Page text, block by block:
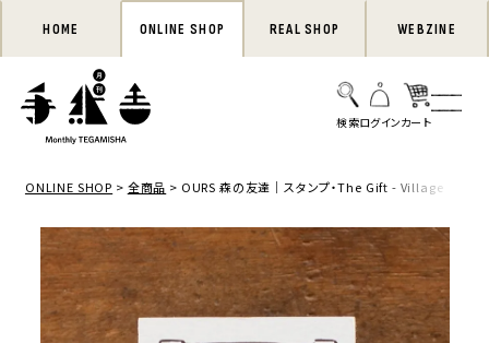
HOME ONLINE SHOP REAL SHOP WEBZINE
ONLINE SHOP 全商品 OURS 森の友達｜スタンプ・The Gift - Village